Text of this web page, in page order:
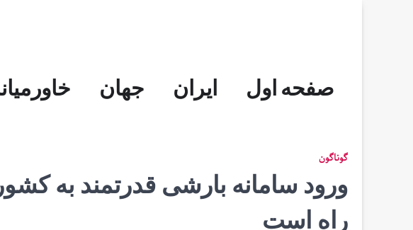
صفحه اول ایران جهان
گوناگون
ورود سامانه بارشی قدرتمند به
راه است